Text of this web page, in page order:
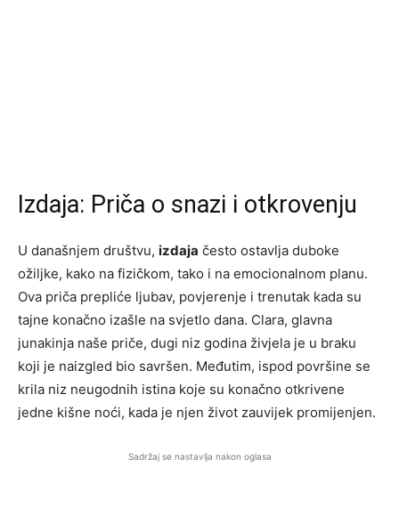
Izdaja: Priča o snazi i otkrovenju
U današnjem društvu, izdaja često ostavlja duboke
ožiljke, kako na fizičkom, tako i na emocionalnom planu.
Ova priča prepliće ljubav, povjerenje i trenutak kada su
tajne konačno izašle na svjetlo dana. Clara, glavna
junakinja naše priče, dugi niz godina živjela je u braku
koji je naizgled bio savršen. Međutim, ispod površine se
krila niz neugodnih istina koje su konačno otkrivene
jedne kišne noći, kada je njen život zauvijek promijenjen.
Sadržaj se nastavlja nakon oglasa